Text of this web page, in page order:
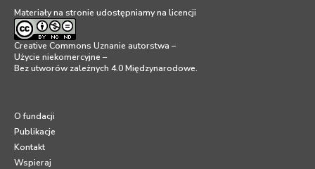
Materiały na stronie udostępniamy na licencji
Creative Commons Uznanie autorstwa –
Użycie niekomercyjne –
Bez utworów zależnych 4.0 Międzynarodowe.
O fundacji
Publikacje
Kontakt
Wspieraj